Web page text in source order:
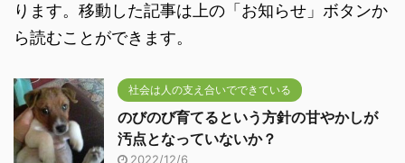
ります。移動した記事は上の「お知らせ」ボタンか
ら読むことができます。
社会は人の支え合いでできている
のびのび育てるという方針の甘やかしが
汚点となっていないか？
2022/12/6